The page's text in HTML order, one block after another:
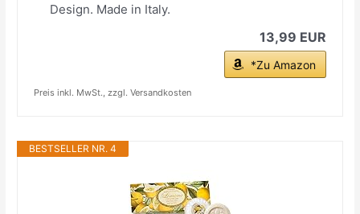
Design. Made in Italy.
13,99 EUR
*Zu Amazon
Preis inkl. MwSt., zzgl. Versandkosten
BESTSELLER NR. 4